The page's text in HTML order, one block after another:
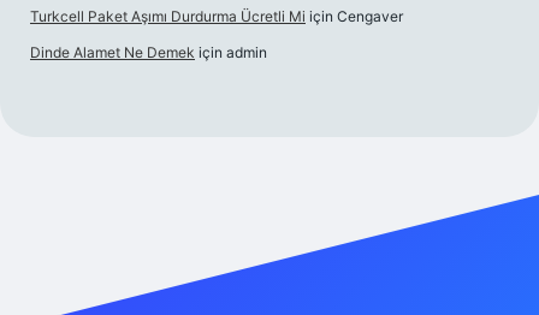
Turkcell Paket Aşımı Durdurma Ücretli Mi için Cengaver
Dinde Alamet Ne Demek için admin